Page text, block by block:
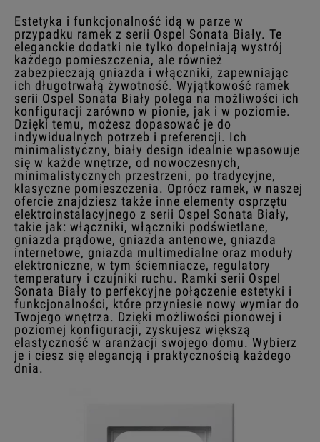
Estetyka i funkcjonalność idą w parze w
przypadku ramek z serii Ospel Sonata Biały. Te
eleganckie dodatki nie tylko dopełniają wystrój
każdego pomieszczenia, ale również
zabezpieczają gniazda i włączniki, zapewniając
ich długotrwałą żywotność. Wyjątkowość ramek
serii Ospel Sonata Biały polega na możliwości ich
konfiguracji zarówno w pionie, jak i w poziomie.
Dzięki temu, możesz dopasować je do
indywidualnych potrzeb i preferencji. Ich
minimalistyczny, biały design idealnie wpasowuje
się w każde wnętrze, od nowoczesnych,
minimalistycznych przestrzeni, po tradycyjne,
klasyczne pomieszczenia. Oprócz ramek, w naszej
ofercie znajdziesz także inne elementy osprzętu
elektroinstalacyjnego z serii Ospel Sonata Biały,
takie jak: włączniki, włączniki podświetlane,
gniazda prądowe, gniazda antenowe, gniazda
internetowe, gniazda multimedialne oraz moduły
elektroniczne, w tym ściemniacze, regulatory
temperatury i czujniki ruchu. Ramki serii Ospel
Sonata Biały to perfekcyjne połączenie estetyki i
funkcjonalności, które przyniesie nowy wymiar do
Twojego wnętrza. Dzięki możliwości pionowej i
poziomej konfiguracji, zyskujesz większą
elastyczność w aranżacji swojego domu. Wybierz
je i ciesz się elegancją i praktycznością każdego
dnia.